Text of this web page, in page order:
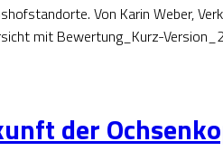
Von Karin Weber,
mit Bewertung_Kurz-
der